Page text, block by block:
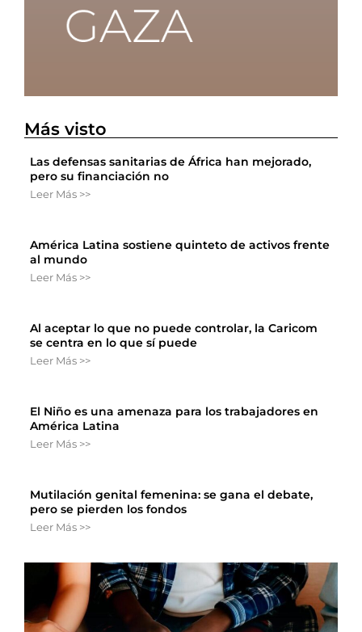
Más visto
Las defensas sanitarias de África han mejorado,
pero su financiación no
Leer Más >>
América Latina sostiene quinteto de activos frente
al mundo
Leer Más >>
Al aceptar lo que no puede controlar, la Caricom
se centra en lo que sí puede
Leer Más >>
El Niño es una amenaza para los trabajadores en
América Latina
Leer Más >>
Mutilación genital femenina: se gana el debate,
pero se pierden los fondos
Leer Más >>